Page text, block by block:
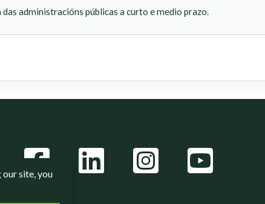
administracións públicas a curto e medio prazo.